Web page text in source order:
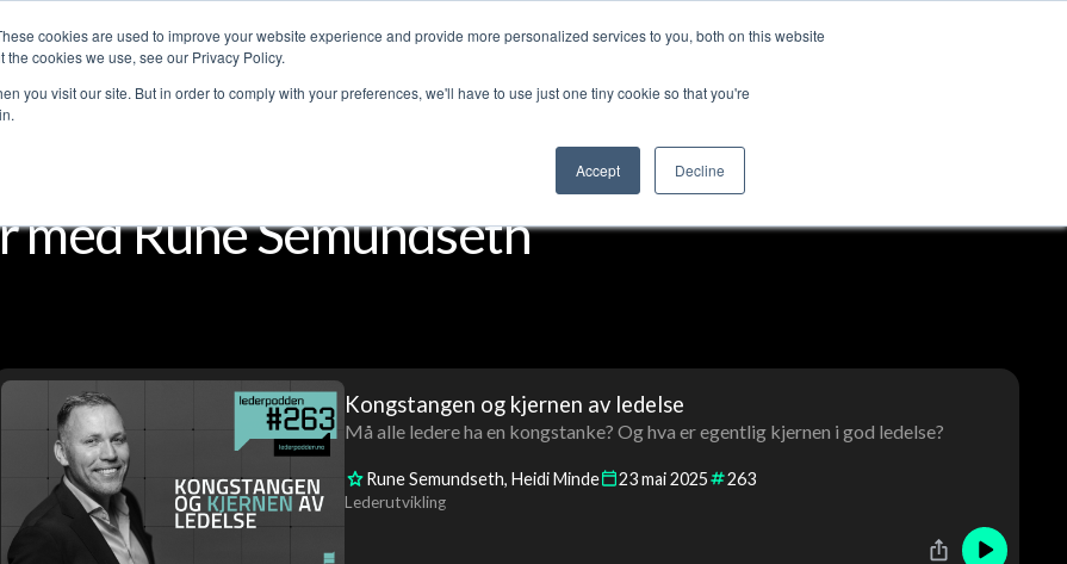
cookies are used to improve your website experience and provide more personalized services to you, both on this website
cookies we use, see our Privacy Policy.
you visit our site. But in order to comply with your preferences, we'll have to use just one tiny cookie so that you're
Accept Decline
Customer stories The Leadership Podcast About us Log in Contact us
Rune Semundseth
Kongstangen og kjernen av ledelse
Må alle ledere ha en kongstanke? Og hva er egentlig kjernen i god ledelse?
Rune Semundseth Heidi Minde 23mai2025 263
Lederutvikling